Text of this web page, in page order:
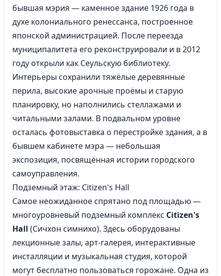
бывшая мэрия — каменное здание 1926 года в
духе колониального ренессанса, построенное
японской администрацией. После переезда
муниципалитета его реконструировали и в 2012
году открыли как Сеульскую библиотеку.
Интерьеры сохранили тяжёлые деревянные
перила, высокие арочные проёмы и старую
планировку, но наполнились стеллажами и
читальными залами. В подвальном уровне
осталась фотовыставка о перестройке здания, а в
бывшем кабинете мэра — небольшая
экспозиция, посвящённая истории городского
самоуправления.
Подземный этаж: Citizen's Hall
Самое неожиданное спрятано под площадью —
многоуровневый подземный комплекс Citizen's
Hall (Сичхон симнихо). Здесь оборудованы
лекционные залы, арт-галерея, интерактивные
инсталляции и музыкальная студия, которой
могут бесплатно пользоваться горожане. Одна из